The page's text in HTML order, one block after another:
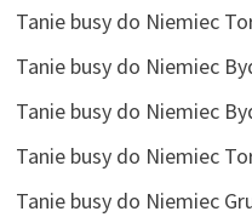
Tanie busy do Niemiec
Tanie busy do Niemiec
Tanie busy do Niemiec
Tanie busy do Niemiec
Tanie busy do Niemiec